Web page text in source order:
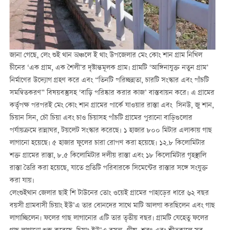
জানা গেছে, লেং শুই থান অঞ্চলে ই থাং উপজেলার মেং কোং শান গ্রাম নিখিল
চীনের ‘এক গ্রাম, এক শৈলী’র দৃষ্টান্তমূলক গ্রাম। গ্রামটি ‘আঙ্গিনাযুক্ত নতুন গ্রাম’
নির্মাণের উদ্যোগ গ্রহণ করে এবং “তিনটি পরিচ্ছন্নতা, চারটি সংস্কার এবং পাঁচটি
সমন্বিতকরণ” বিষয়বস্তুসহ ‘বাড়ি পরিষ্কার করার কাজ’ বাস্তবায়ন করে। এ গ্রামের
কর্তৃপক্ষ পরপরই মেং কোং শান গ্রামের পার্কে যাওয়ার রাস্তা এবং সিনউ, জু শান,
চিয়ান সিন, চৌ চিয়া এবং চাও চিয়াসহ পাঁচটি গ্রামের পুরানো বাড়িগুলোর
পর্যায়ক্রমে রান্নাঘর, টয়লেট সংস্কার করেছে। ১ হাজার ৮০০ মিটার এলাকায় গাছ
লাগানো হয়েছে। ৫ হাজার ফুলের চারা রোপণ করা হয়েছে। ১২.৮ কিলোমিটার
শক্ত গ্রামের রাস্তা, ৮.৫ কিলোমিটার দলীয় রাস্তা এবং ১৮ কিলোমিটার গৃহস্থালি
রাস্তা তৈরি করা হয়েছে, যাতে প্রতিটি পরিবারকে সিমেন্টের রাস্তার সঙ্গে সংযুক্ত
করা যায়।
লেংশুইথান জেলার ছাই শি টাউনের তোং ওয়েই গ্রামের পাহাড়ের ধারে ৬২ বছর
বয়সী গ্রামবাসী চিয়াং ইউ’এ তার বোনদের সাথে মাটি আলগা করছিলেন এবং গাছ
লাগাচ্ছিলেন। ফলের গাছ লাগানোর এটি তার তৃতীয় বছর। গ্রামটি যেহেতু ফলের